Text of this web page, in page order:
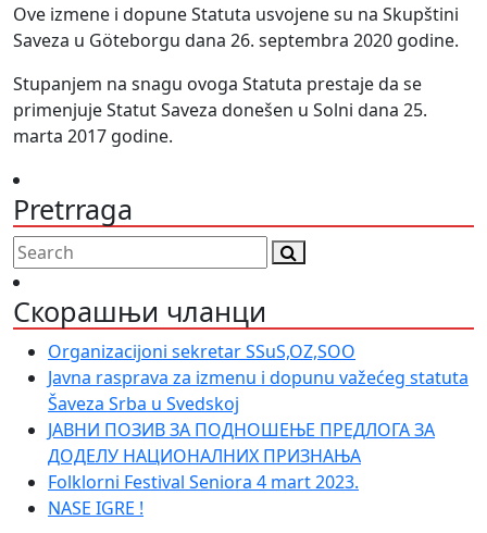
Ove izmene i dopune Statuta usvojene su na Skupštini
Saveza u Göteborgu dana 26. septembra 2020 godine.
Stupanjem na snagu ovoga Statuta prestaje da se
primenjuje Statut Saveza donešen u Solni dana 25.
marta 2017 godine.
Pretrraga
Скорашњи чланци
Organizacijoni sekretar SSuS,OZ,SOO
Javna rasprava za izmenu i dopunu važećeg statuta
Šaveza Srba u Svedskoj
ЈАВНИ ПОЗИВ ЗА ПОДНОШЕЊЕ ПРЕДЛОГА ЗА
ДОДЕЛУ НАЦИОНАЛНИХ ПРИЗНАЊА
Folklorni Festival Seniora 4 mart 2023.
NASE IGRE !